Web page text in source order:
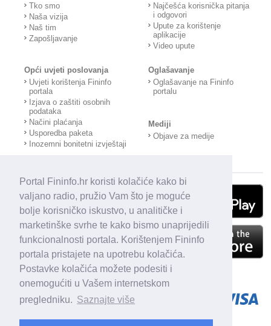
Portal Fininfo.hr koristi kolačiće kako bi
valjano radio, pružio Vam što je moguće
bolje korisničko iskustvo, u analitičke i
marketinške svrhe te kako bismo unaprijedili
funkcionalnosti portala. Korištenjem Fininfo
portala pristajete na upotrebu kolačića.
Postavke kolačića možete podesiti i
onemogućiti u Vašem internetskom
pregledniku. Saznajte više
Tko smo
Naša vizija
Naš tim
Zapošljavanje
Najčešća korisnička pitanja
i odgovori
Upute za korištenje
aplikacije
Video upute
Opći uvjeti poslovanja
Uvjeti korištenja Fininfo
portala
Izjava o zaštiti osobnih
podataka
Načini plaćanja
Usporedba paketa
Inozemni bonitetni izvještaji
Oglašavanje
Oglašavanje na Fininfo
portalu
Mediji
Objave za medije